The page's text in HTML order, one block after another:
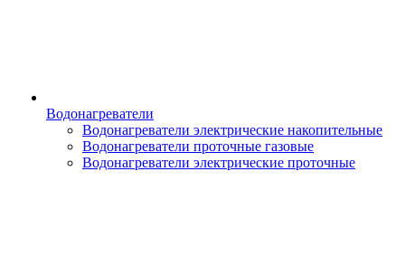
Водонагреватели
Водонагреватели электрические накопительные
Водонагреватели проточные газовые
Водонагреватели электрические проточные